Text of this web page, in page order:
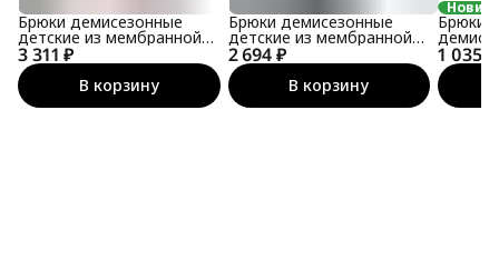
3 311 ₽
Брюки демисезонные
детские из мембранной
ткани
В корзину
2 694 ₽
Брюки демисезонные
детские из мембранной
ткани
В корзину
1 035 ₽
Брюки